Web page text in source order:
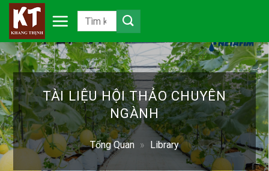
Chuyển
nội
dung
TÀI LIỆU HỘI THẢO CHUYÊN
NGÀNH
Tổng Quan » Library